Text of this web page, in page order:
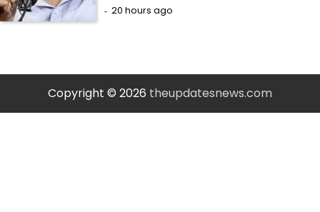
20 hours ago
Copyright © 2026 theupdatesnews.com